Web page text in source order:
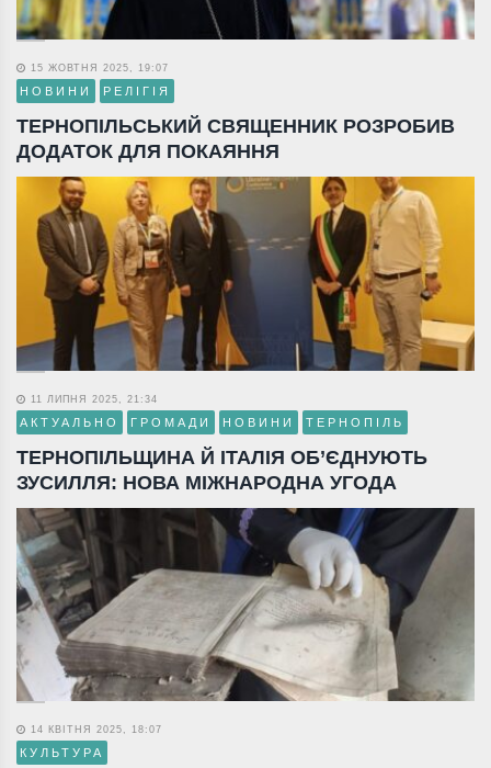
15 ЖОВТНЯ 2025, 19:07
НОВИНИ РЕЛІГІЯ
ТЕРНОПІЛЬСЬКИЙ СВЯЩЕННИК РОЗРОБИВ
ДОДАТОК ДЛЯ ПОКАЯННЯ
11 ЛИПНЯ 2025, 21:34
АКТУАЛЬНО ГРОМАДИ НОВИНИ ТЕРНОПІЛЬ
ТЕРНОПІЛЬЩИНА Й ІТАЛІЯ ОБ’ЄДНУЮТЬ
ЗУСИЛЛЯ: НОВА МІЖНАРОДНА УГОДА
14 КВІТНЯ 2025, 18:07
КУЛЬТУРА